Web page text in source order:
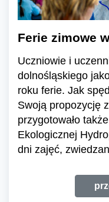
Ferie zimowe
Uczniowie i
dolnośląskiego
roku ferie. Jak
Swoją propozycję
przygotowało
Ekologicznej
dni zajęć,